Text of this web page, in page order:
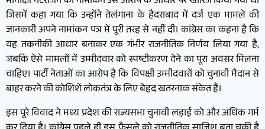
जिसमें कहा गया कि उन्होंने तेलंगाना के हैदराबाद में दर्ज एक मामले की
जानकारी अपने नामांकन पत्र में पूरी तरह से नहीं दी। कांग्रेस का कहना है कि
यह तकनीकी आधार बनाकर एक गंभीर राजनीतिक निर्णय लिया गया है,
जबकि ऐसे मामलों में उम्मीदवार को स्पष्टीकरण देने का पूरा अवसर मिलना
चाहिए। पार्टी नेताओं का आरोप है कि विपक्षी उम्मीदवारों को चुनावी मैदान से
बाहर करने की कोशिशें लोकतंत्र के लिए बेहद खतरनाक संकेत हैं।
इस पूरे विवाद ने मध्य प्रदेश की राज्यसभा चुनावी लड़ाई को और अधिक गर्म